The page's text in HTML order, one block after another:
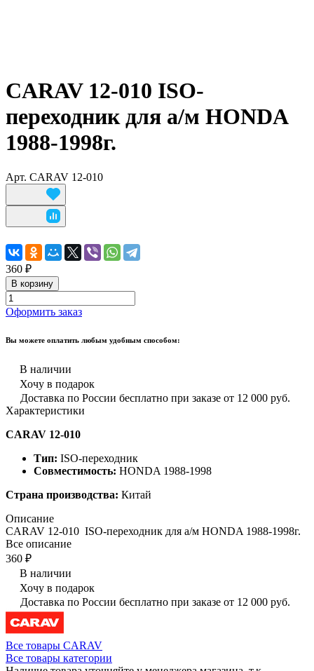
CARAV 12-010 ISO-
переходник для а/м HONDA
1988-1998г.
Арт. CARAV 12-010
360 ₽
В корзину
Оформить заказ
Вы можете оплатить любым удобным способом:
В наличии
Хочу в подарок
Доставка по России бесплатно при заказе от 12 000 руб.
Характеристики
CARAV 12-010
Тип: ISO-переходник
Совместимость: HONDA 1988-1998
Страна производства: Китай
Описание
CARAV 12-010 ISO-переходник для а/м HONDA 1988-1998г.
Все описание
360 ₽
В наличии
Хочу в подарок
Доставка по России бесплатно при заказе от 12 000 руб.
Все товары CARAV
Все товары категории